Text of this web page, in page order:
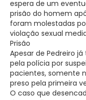
espera de um
prisão do homem
foram molestadas
violação sexual
Prisão
Apesar de Pedreiro
pela polícia por
pacientes, somente
preso pela primeira
O caso que